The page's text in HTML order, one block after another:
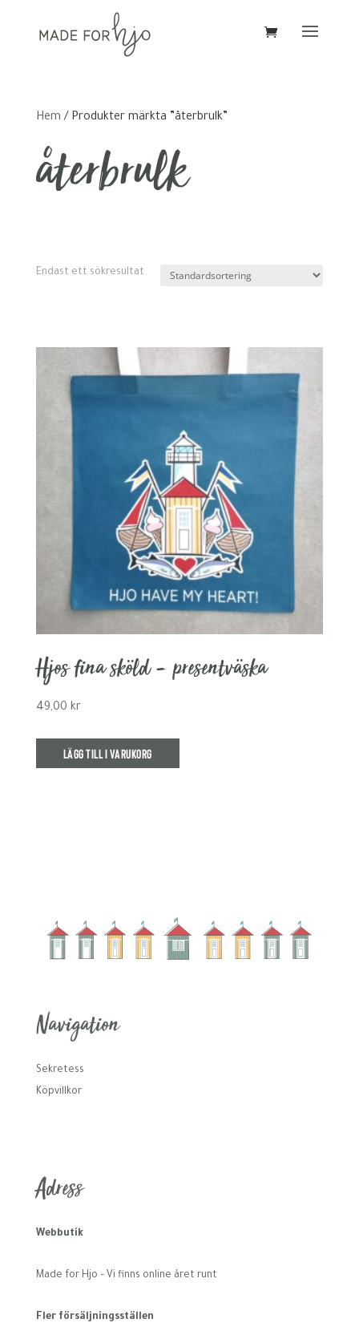
Hem / Produkter märkta ”återbrulk”
återbrulk
Endast ett sökresultat
Hjos fina sköld – presentväska
49,00 kr
Lägg till i varukorg
Navigation
Sekretess
Köpvillkor
Adress
Webbutik
Made for Hjo – Vi finns online året runt
Fler försäljningsställen